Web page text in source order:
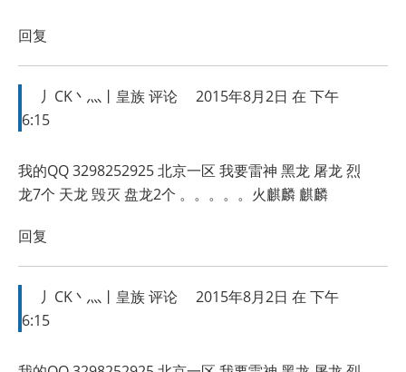
回复
丿CK丶灬丨皇族评论
2015年8月2日 在 下午
6:15
我的QQ 3298252925 北京一区 我要雷神 黑龙 屠龙 烈
龙7个 天龙 毁灭 盘龙2个 。。。。。火麒麟 麒麟
回复
丿CK丶灬丨皇族评论
2015年8月2日 在 下午
6:15